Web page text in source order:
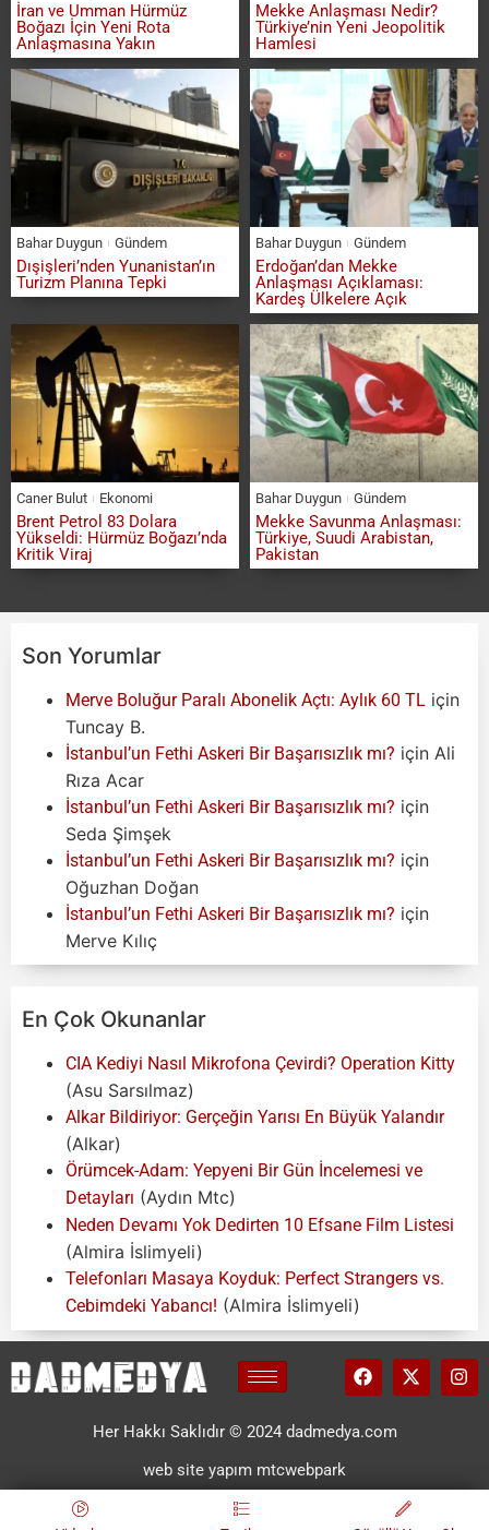
İran ve Umman Hürmüz
Boğazı İçin Yeni Rota
Anlaşmasına Yakın
Mekke Anlaşması Nedir?
Türkiye’nin Yeni Jeopolitik
Hamlesi
Bahar Duygun Gündem
Dışişleri’nden Yunanistan’ın
Turizm Planına Tepki
Bahar Duygun Gündem
Erdoğan’dan Mekke
Anlaşması Açıklaması:
Kardeş Ülkelere Açık
Caner Bulut Ekonomi
Brent Petrol 83 Dolara
Yükseldi: Hürmüz Boğazı’nda
Kritik Viraj
Bahar Duygun Gündem
Mekke Savunma Anlaşması:
Türkiye, Suudi Arabistan,
Pakistan
Son Yorumlar
Merve Boluğur Paralı Abonelik Açtı: Aylık 60 TL için
Tuncay B.
İstanbul’un Fethi Askeri Bir Başarısızlık mı? için Ali
Rıza Acar
İstanbul’un Fethi Askeri Bir Başarısızlık mı? için
Seda Şimşek
İstanbul’un Fethi Askeri Bir Başarısızlık mı? için
Oğuzhan Doğan
İstanbul’un Fethi Askeri Bir Başarısızlık mı? için
Merve Kılıç
En Çok Okunanlar
CIA Kediyi Nasıl Mikrofona Çevirdi? Operation Kitty
(Asu Sarsılmaz)
Alkar Bildiriyor: Gerçeğin Yarısı En Büyük Yalandır
(Alkar)
Örümcek-Adam: Yepyeni Bir Gün İncelemesi ve
Detayları (Aydın Mtc)
Neden Devamı Yok Dedirten 10 Efsane Film Listesi
(Almira İslimyeli)
Telefonları Masaya Koyduk: Perfect Strangers vs.
Cebimdeki Yabancı! (Almira İslimyeli)
Her Hakkı Saklıdır © 2024 dadmedya.com
web site yapım mtcwebpark